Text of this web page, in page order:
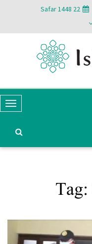
22 Safar 1448
T
a
Tag: